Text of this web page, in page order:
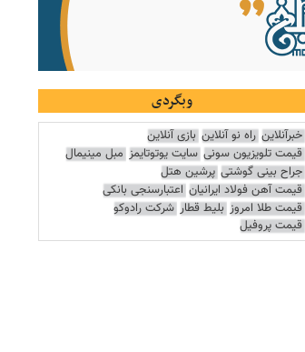
وبگردی
خبرآنلاین راه نو آنلاین بازی آنلاین
قیمت تلویزیون سونی سایت یوتوتایمز مبل مینیمال
جراح بینی گوشتی پرشین هتل
قیمت آهن فولاد ایرانیان اعتبارسنجی بانکی
قیمت طلا امروز بلیط قطار شرکت رادوکو
قیمت پروفیل